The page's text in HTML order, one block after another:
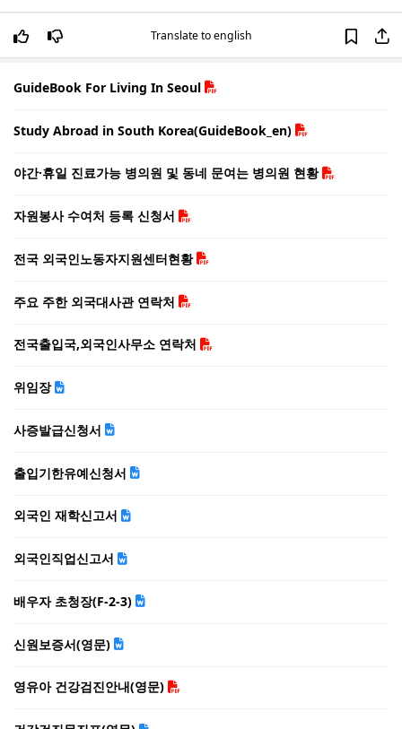
Translate to english
GuideBook For Living In Seoul
Study Abroad in South Korea(GuideBook_en)
야간·휴일 진료가능 병의원 및 동네 문여는 병의원 현황
자원봉사 수여처 등록 신청서
전국 외국인노동자지원센터현황
주요 주한 외국대사관 연락처
전국출입국,외국인사무소 연락처
위임장
사증발급신청서
출입기한유예신청서
외국인 재학신고서
외국인직업신고서
배우자 초청장(F-2-3)
신원보증서(영문)
영유아 건강검진안내(영문)